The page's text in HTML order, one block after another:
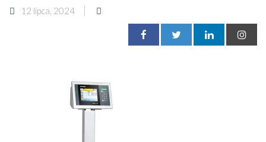
12 lipca, 2024